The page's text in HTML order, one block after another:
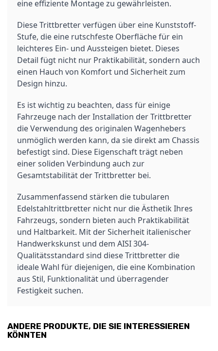
eine effiziente Montage zu gewährleisten.
Diese Trittbretter verfügen über eine Kunststoff-
Stufe, die eine rutschfeste Oberfläche für ein
leichteres Ein- und Aussteigen bietet. Dieses
Detail fügt nicht nur Praktikabilität, sondern auch
einen Hauch von Komfort und Sicherheit zum
Design hinzu.
Es ist wichtig zu beachten, dass für einige
Fahrzeuge nach der Installation der Trittbretter
die Verwendung des originalen Wagenhebers
unmöglich werden kann, da sie direkt am Chassis
befestigt sind. Diese Eigenschaft trägt neben
einer soliden Verbindung auch zur
Gesamtstabilität der Trittbretter bei.
Zusammenfassend stärken die tubularen
Edelstahltrittbretter nicht nur die Ästhetik Ihres
Fahrzeugs, sondern bieten auch Praktikabilität
und Haltbarkeit. Mit der Sicherheit italienischer
Handwerkskunst und dem AISI 304-
Qualitätsstandard sind diese Trittbretter die
ideale Wahl für diejenigen, die eine Kombination
aus Stil, Funktionalität und überragender
Festigkeit suchen.
ANDERE PRODUKTE, DIE SIE INTERESSIEREN
KÖNNTEN